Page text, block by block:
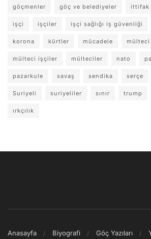
göçmenler göç ve belediyeler ittifak
işçi işçiler işçi sağlığı iş güvenliği
korona kürtler mücadele mülteci
mülteci işçiler mülteciler nato
pazarkule savaş sendika serçe
Suriyeli suriyeliler sınır trump
ırkçılık
Anasayfa Biyografi Göç Yazıları